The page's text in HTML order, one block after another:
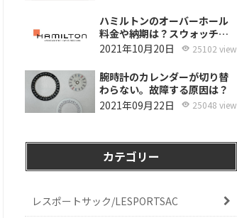
ハミルトンのオーバーホール
料金や納期は？スウォッチグ
ループジャパンと修理専門店
2021年10月20日 25102 view
腕時計のカレンダーが切り替
わらない。故障する原因は？
2021年09月22日
25048 view
カテゴリー
レスポートサック/LESPORTSAC